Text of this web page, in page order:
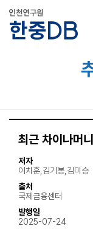
최근 차이나머
저자
이치훈,김기봉,김미승
출처
국제금융센터
발행일
2025-07-24